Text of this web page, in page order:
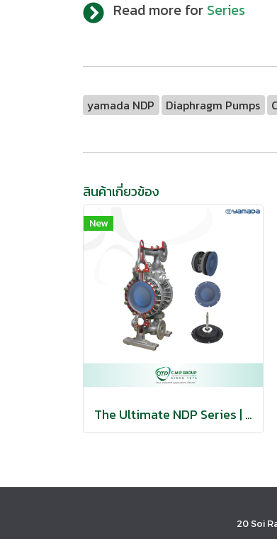
Read more for Series
yamada NDP Diaphragm Pumps
สินค้าเกี่ยวข้อง
New
The Ultimate NDP Series | YAMADA
20 Soi